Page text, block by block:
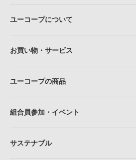
ユーコープについて
お買い物・サービス
ユーコープの商品
組合員参加・イベント
サステナブル